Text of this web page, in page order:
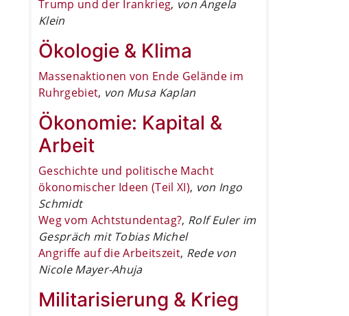
Trump und der Irankrieg, von Angela
Klein
Ökologie & Klima
Massenaktionen von Ende Gelände im
Ruhrgebiet, von Musa Kaplan
Ökonomie: Kapital &
Arbeit
Geschichte und politische Macht
ökonomischer Ideen (Teil XI), von Ingo
Schmidt
Weg vom Achtstundentag?, Rolf Euler im
Gespräch mit Tobias Michel
Angriffe auf die Arbeitszeit, Rede von
Nicole Mayer-Ahuja
Militarisierung & Krieg